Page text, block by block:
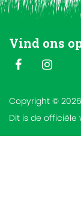
Vind ons
Copyright ©
Dit is de officiële